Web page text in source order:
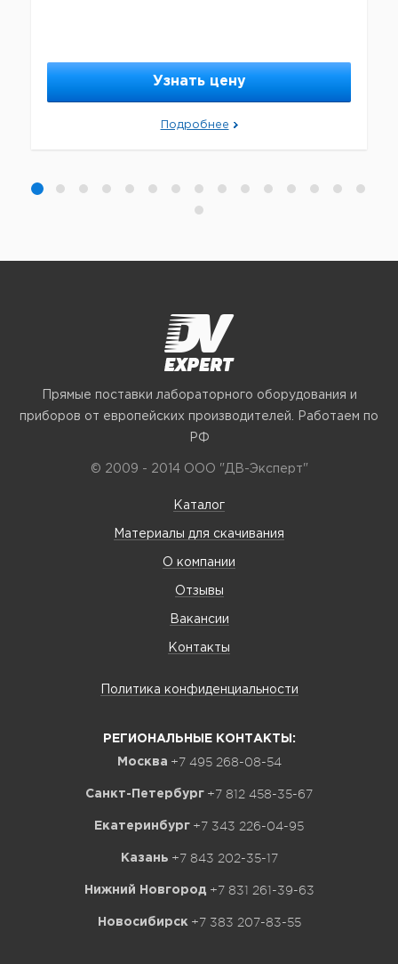
Узнать цену
Подробнее
Прямые поставки лабораторного оборудования и
приборов от европейских производителей. Работаем по
РФ
© 2009 - 2014 ООО "ДВ-Эксперт"
Каталог
Материалы для скачивания
О компании
Отзывы
Вакансии
Контакты
Политика конфиденциальности
РЕГИОНАЛЬНЫЕ КОНТАКТЫ:
Москва +7 495 268-08-54
Санкт-Петербург +7 812 458-35-67
Екатеринбург +7 343 226-04-95
Казань +7 843 202-35-17
Нижний Новгород +7 831 261-39-63
Новосибирск +7 383 207-83-55